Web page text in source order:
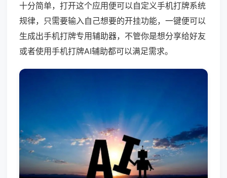
十分简单，打开这个应用便可以自定义手机打牌系统
规律，只需要输入自己想要的开挂功能，一键便可以
生成出手机打牌专用辅助器，不管你是想分享给好友
或者使用手机打牌AI辅助都可以满足需求。